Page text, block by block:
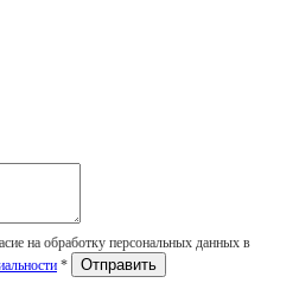
на обработку персональных данных в
*